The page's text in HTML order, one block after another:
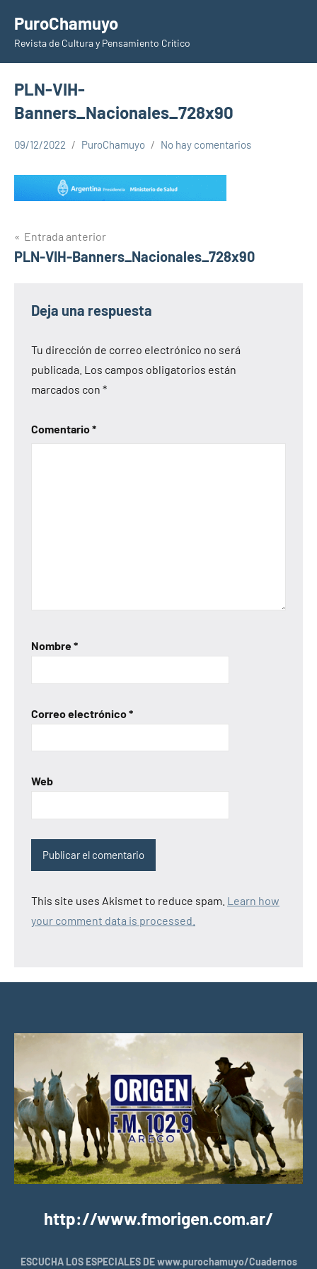
contenido
PuroChamuyo
Revista de Cultura y Pensamiento Crítico
PLN-VIH-
Banners_Nacionales_728x90
09/12/2022 PuroChamuyo No hay comentarios
Navegación
de
Entrada anterior
PLN-VIH-Banners_Nacionales_728x90
Deja una respuesta
Tu dirección de correo electrónico no será
publicada. Los campos obligatorios están
marcados con *
Comentario*
Nombre*
Correo electrónico*
Web
This site uses Akismet to reduce spam. Learn how
your comment data is processed.
http://www.fmorigen.com.ar/
ESCUCHA LOS ESPECIALES DE www.purochamuyo/Cuadernos